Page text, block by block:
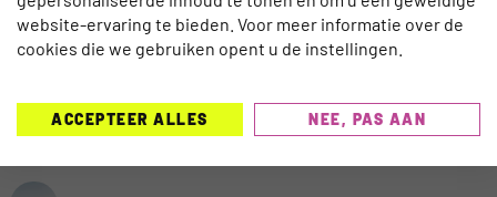
AI KUNNEN VERTROUWEN
CORENDON NU OOK TELEFONISCH
BEREIKBAAR VOOR DOVEN EN
website-ervaring te bieden. Voor meer informatie over de
cookies die we gebruiken opent u de instellingen.
ACCEPTEER ALLES NEE, PAS AAN